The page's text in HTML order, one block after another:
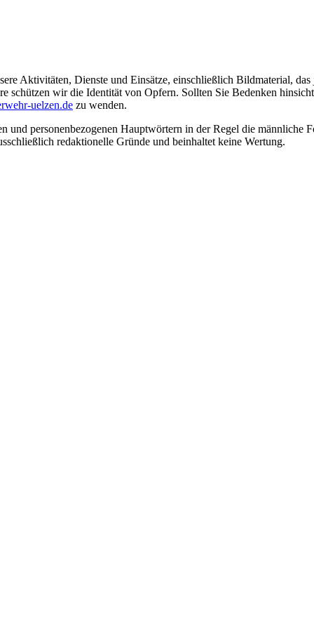
Aktivitäten, Dienste und Einsätze, einschließlich Bildmaterial,
schützen wir die Identität von Opfern. Sollten Sie Bedenken
uelzen.de zu wenden.
und personenbezogenen Hauptwörtern in der Regel die
redaktionelle Gründe und beinhaltet keine Wertung.